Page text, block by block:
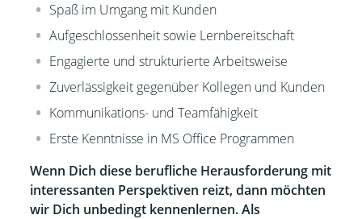
Spaß im Umgang mit Kunden
Aufgeschlossenheit sowie Lernbereitschaft
Engagierte und strukturierte Arbeitsweise
Zuverlässigkeit gegenüber Kollegen und Kunden
Kommunikations- und Teamfähigkeit
Erste Kenntnisse in MS Office Programmen
Wenn Dich diese berufliche Herausforderung mit
interessanten Perspektiven reizt, dann möchten
wir Dich unbedingt kennenlernen. Als